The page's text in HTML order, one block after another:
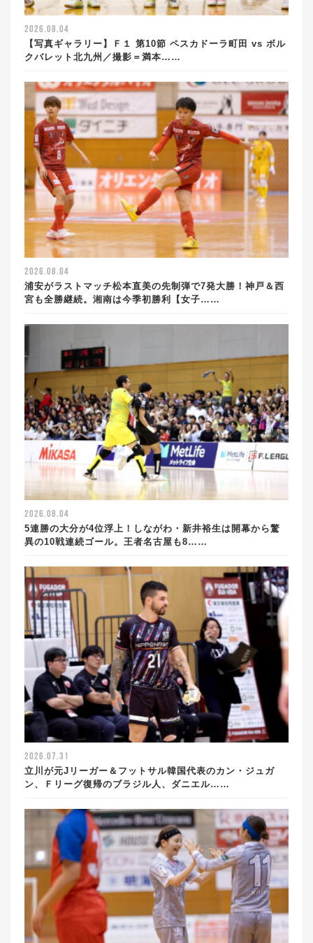
2026.08.04
【写真ギャラリー】Ｆ１ 第10節 ペスカドーラ町田 vs ボル
クバレット北九州／撮影＝満本……
2026.08.04
浦安がラストマッチ松本直美の先制弾で7発大勝！神戸＆西
宮も全勝継続。湘南は今季初勝利【女子……
2026.08.04
5連勝の大分が4位浮上！しながわ・新井裕生は開幕から驚
異の10戦連続ゴール。王者名古屋も8……
2026.07.31
立川が元Jリーガー＆フットサル韓国代表のカン・ジュガ
ン、Ｆリーグ復帰のブラジル人、ダニエル……